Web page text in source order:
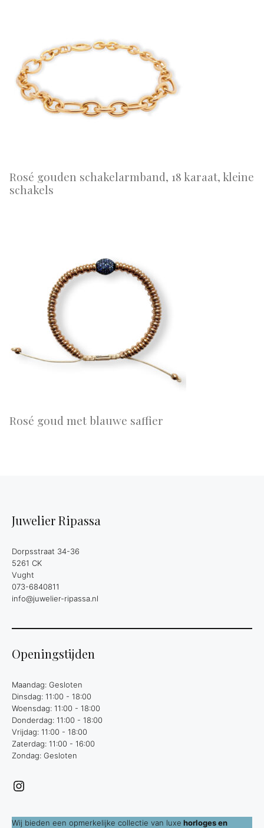
Rosé gouden schakelarmband, 18 karaat, kleine
schakels
Rosé goud met blauwe saffier
Juwelier Ripassa
Dorpsstraat 34-36
5261 CK
Vught
073-6840811
info@juwelier-ripassa.nl
Openingstijden
Maandag: Gesloten
Dinsdag: 11:00 - 18:00
Woensdag: 11:00 - 18:00
Donderdag: 11:00 - 18:00
Vrijdag: 11:00 - 18:00
Zaterdag: 11:00 - 16:00
Zondag: Gesloten
Instagram
Wij bieden een opmerkelijke collectie van luxe horloges en